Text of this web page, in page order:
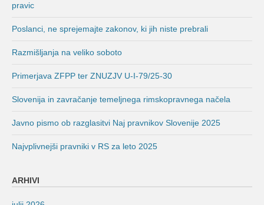
pravic
Poslanci, ne sprejemajte zakonov, ki jih niste prebrali
Razmišljanja na veliko soboto
Primerjava ZFPP ter ZNUZJV U-I-79/25-30
Slovenija in zavračanje temeljnega rimskopravnega načela
Javno pismo ob razglasitvi Naj pravnikov Slovenije 2025
Najvplivnejši pravniki v RS za leto 2025
ARHIVI